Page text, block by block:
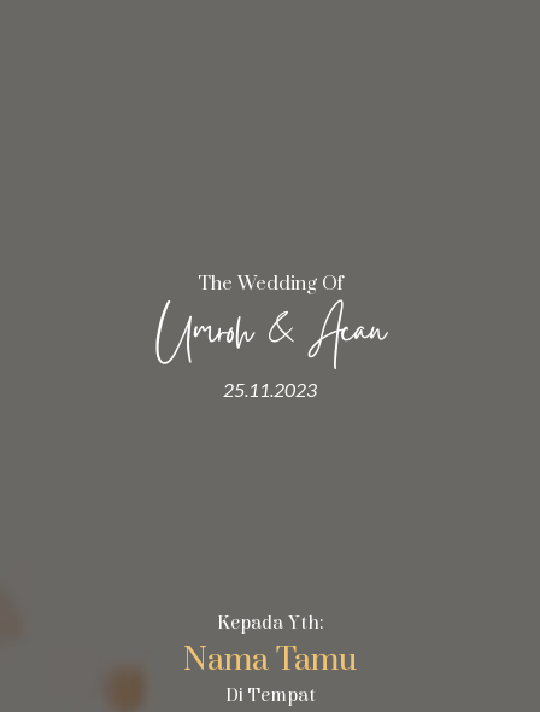
The Wedding Of
Umroh & Acan
25.11.2023
Kepada Yth:
Nama Tamu
Di Tempat